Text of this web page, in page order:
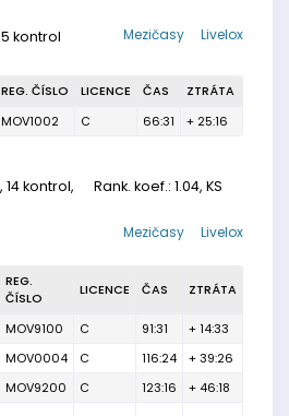
5 kontrol Livelox
Mezičasy
REG. ČÍSLO LICENCE ČAS
ZTRÁTA
MOV1002 C 66:31 + 25:16
14 kontrol, Rank. koef.: 1.04, KS
Livelox
Mezičasy
REG.
ČÍSLO
LICENCE ČAS ZTRÁTA
MOV9100 C 91:31
+ 14:33
MOV0004 C 116:24
+ 39:26
MOV9200 C 123:16
+ 46:18